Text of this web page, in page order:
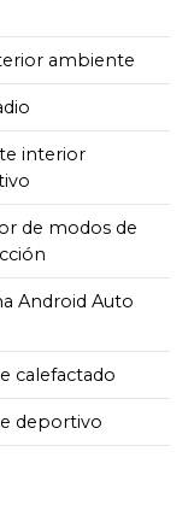
ambiente
interior
de modos de
Android Auto
calefactado
deportivo